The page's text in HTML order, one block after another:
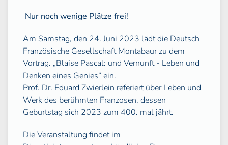
Nur noch wenige Plätze frei!
Am Samstag, den 24. Juni 2023 lädt die Deutsch
Französische Gesellschaft Montabaur zu dem
Vortrag. „Blaise Pascal: und Vernunft - Leben und
Denken eines Genies“ ein.
Prof. Dr. Eduard Zwierlein referiert über Leben und
Werk des berühmten Franzosen, dessen
Geburtstag sich 2023 zum 400. mal jährt.
Die Veranstaltung findet im